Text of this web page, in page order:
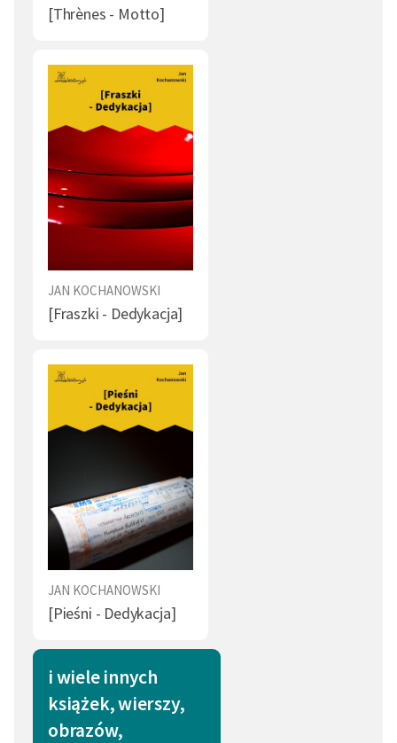
[Thrènes - Motto]
JAN KOCHANOWSKI
[Fraszki - Dedykacja]
JAN KOCHANOWSKI
[Pieśni - Dedykacja]
i wiele innych
książek, wierszy,
obrazów,